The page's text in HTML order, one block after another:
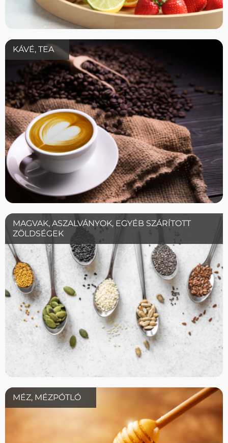
KÁVÉ, TEA
MAGVAK, ASZALVÁNYOK, EGYÉB SZÁRÍTOTT
ZÖLDSÉGEK
MÉZ, MÉZPÓTLÓ